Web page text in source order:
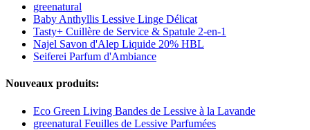
greenatural
Baby Anthyllis Lessive Linge Délicat
Tasty+ Cuillère de Service & Spatule 2-en-1
Najel Savon d'Alep Liquide 20% HBL
Seiferei Parfum d'Ambiance
Nouveaux produits:
Eco Green Living Bandes de Lessive à la Lavande
greenatural Feuilles de Lessive Parfumées